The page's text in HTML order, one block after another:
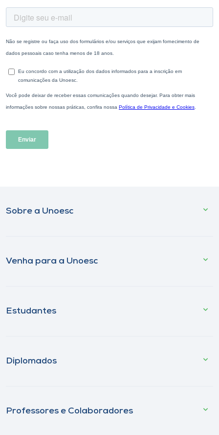
Sobre a Unoesc
Venha para a Unoesc
Estudantes
Diplomados
Professores e Colaboradores